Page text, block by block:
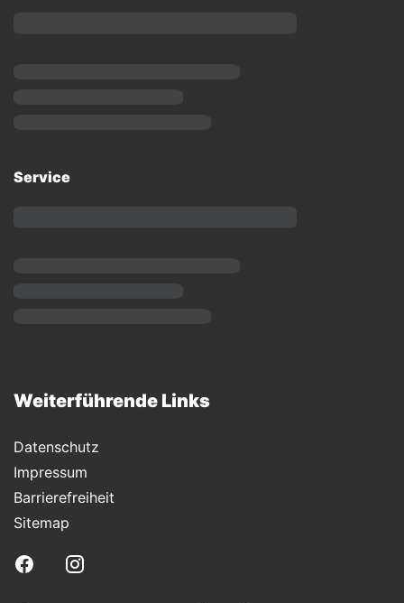
Service
Weiterführende Links
Datenschutz
Impressum
Barrierefreiheit
Sitemap